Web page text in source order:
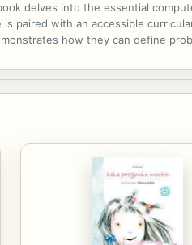
delves into the essential
paired with an accessible
how they can define